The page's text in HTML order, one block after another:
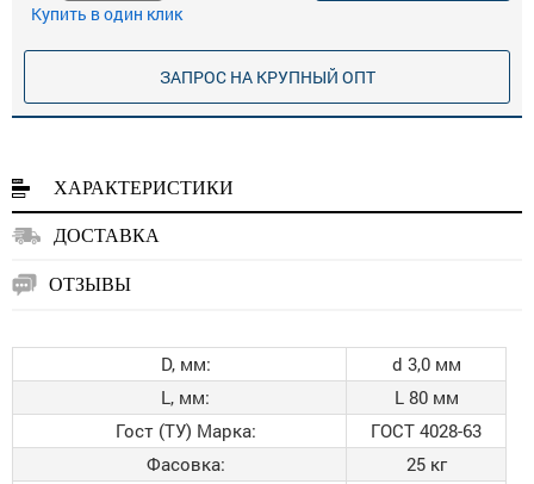
Купить в один клик
ЗАПРОС НА КРУПНЫЙ ОПТ
ХАРАКТЕРИСТИКИ
ДОСТАВКА
ОТЗЫВЫ
D, мм:
d 3,0 мм
L, мм:
L 80 мм
Гост (ТУ) Марка:
ГОСТ 4028-63
Фасовка:
25 кг